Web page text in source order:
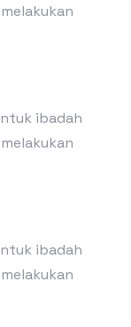
ibadah
ibadah